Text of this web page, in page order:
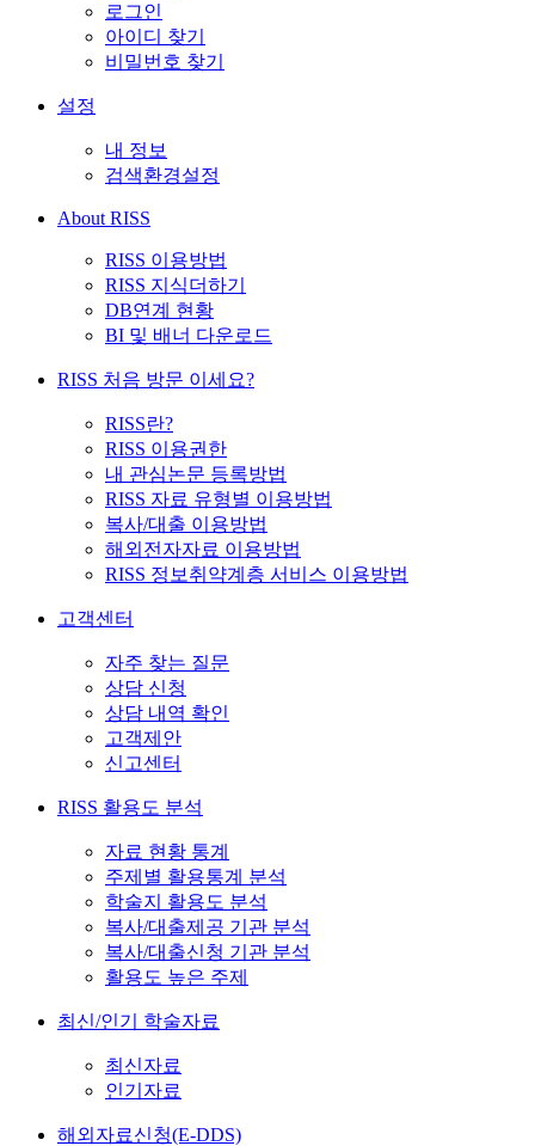
로그인
아이디 찾기
비밀번호 찾기
설정
내 정보
검색환경설정
About RISS
RISS 이용방법
RISS 지식더하기
DB연계 현황
BI 및 배너 다운로드
RISS 처음 방문 이세요?
RISS란?
RISS 이용권한
내 관심논문 등록방법
RISS 자료 유형별 이용방법
복사/대출 이용방법
해외전자자료 이용방법
RISS 정보취약계층 서비스 이용방법
고객센터
자주 찾는 질문
상담 신청
상담 내역 확인
고객제안
신고센터
RISS 활용도 분석
자료 현황 통계
주제별 활용통계 분석
학술지 활용도 분석
복사/대출제공 기관 분석
복사/대출신청 기관 분석
활용도 높은 주제
최신/인기 학술자료
최신자료
인기자료
해외자료신청(E-DDS)